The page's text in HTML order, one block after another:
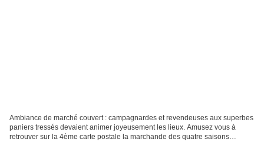
Ambiance de marché couvert : campagnardes et revendeuses aux superbes
paniers tressés devaient animer joyeusement les lieux. Amusez vous à
retrouver sur la 4ème carte postale la marchande des quatre saisons